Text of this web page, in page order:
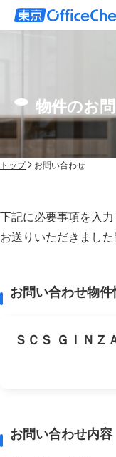
物件のお
トップ お問い合わせ
下記に必要事項を入
お送りいただきまし
お問い合わせ物件
ＳＣＳ ＧＩＮＺ
お問い合わせ内容